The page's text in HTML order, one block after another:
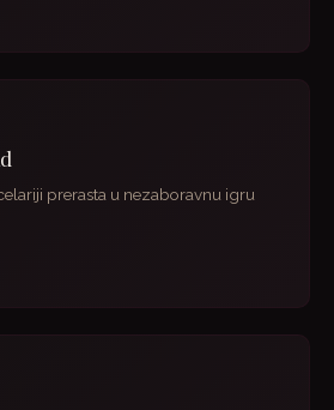
prerasta u nezaboravnu igru